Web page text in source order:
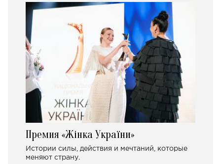
Премия «Жінка України»
Истории силы, действия и мечтаний, которые
меняют страну.